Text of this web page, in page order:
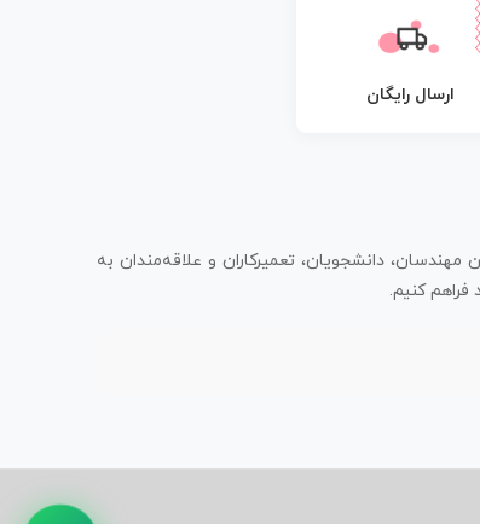
ارسال رایگان
دانشجویان، تعمیرکاران و علاقه‌مندان به
کنیم.